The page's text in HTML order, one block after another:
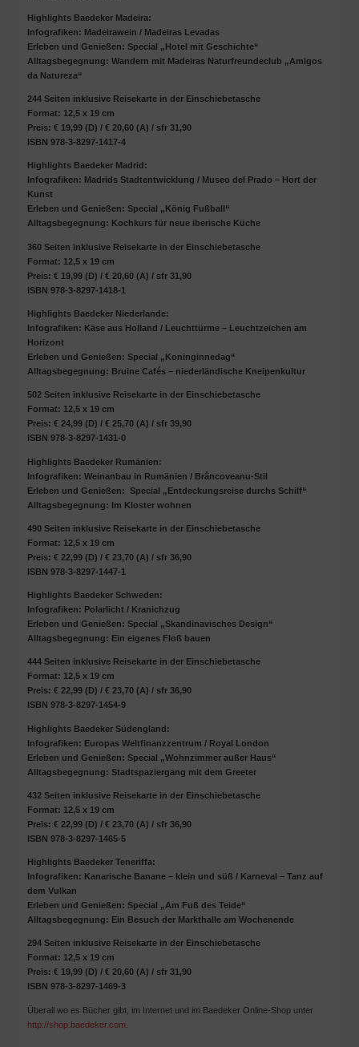
Highlights Baedeker Madeira:
Infografiken: Madeirawein / Madeiras Levadas
Erleben und Genießen: Special „Hotel mit Geschichte“
Alltagsbegegnung: Wandern mit Madeiras Naturfreundeclub „Amigos
da Natureza“
244 Seiten inklusive Reisekarte in der Einschiebetasche
Format: 12,5 x 19 cm
Preis: € 19,99 (D) / € 20,60 (A) / sfr 31,90
ISBN 978-3-8297-1417-4
Highlights Baedeker Madrid:
Infografiken: Madrids Stadtentwicklung / Museo del Prado – Hort der
Kunst
Erleben und Genießen: Special „König Fußball“
Alltagsbegegnung: Kochkurs für neue iberische Küche
360 Seiten inklusive Reisekarte in der Einschiebetasche
Format: 12,5 x 19 cm
Preis: € 19,99 (D) / € 20,60 (A) / sfr 31,90
ISBN 978-3-8297-1418-1
Highlights Baedeker Niederlande:
Infografiken: Käse aus Holland / Leuchttürme – Leuchtzeichen am
Horizont
Erleben und Genießen: Special „Koninginnedag“
Alltagsbegegnung: Bruine Cafés – niederländische Kneipenkultur
502 Seiten inklusive Reisekarte in der Einschiebetasche
Format: 12,5 x 19 cm
Preis: € 24,99 (D) / € 25,70 (A) / sfr 39,90
ISBN 978-3-8297-1431-0
Highlights Baedeker Rumänien:
Infografiken: Weinanbau in Rumänien / Brâncoveanu-Stil
Erleben und Genießen: Special „Entdeckungsreise durchs Schilf“
Alltagsbegegnung: Im Kloster wohnen
490 Seiten inklusive Reisekarte in der Einschiebetasche
Format: 12,5 x 19 cm
Preis: € 22,99 (D) / € 23,70 (A) / sfr 36,90
ISBN 978-3-8297-1447-1
Highlights Baedeker Schweden:
Infografiken: Polarlicht / Kranichzug
Erleben und Genießen: Special „Skandinavisches Design“
Alltagsbegegnung: Ein eigenes Floß bauen
444 Seiten inklusive Reisekarte in der Einschiebetasche
Format: 12,5 x 19 cm
Preis: € 22,99 (D) / € 23,70 (A) / sfr 36,90
ISBN 978-3-8297-1454-9
Highlights Baedeker Südengland:
Infografiken: Europas Weltfinanzzentrum / Royal London
Erleben und Genießen: Special „Wohnzimmer außer Haus“
Alltagsbegegnung: Stadtspaziergang mit dem Greeter
432 Seiten inklusive Reisekarte in der Einschiebetasche
Format: 12,5 x 19 cm
Preis: € 22,99 (D) / € 23,70 (A) / sfr 36,90
ISBN 978-3-8297-1465-5
Highlights Baedeker Teneriffa:
Infografiken: Kanarische Banane – klein und süß / Karneval – Tanz auf
dem Vulkan
Erleben und Genießen: Special „Am Fuß des Teide“
Alltagsbegegnung: Ein Besuch der Markthalle am Wochenende
294 Seiten inklusive Reisekarte in der Einschiebetasche
Format: 12,5 x 19 cm
Preis: € 19,99 (D) / € 20,60 (A) / sfr 31,90
ISBN 978-3-8297-1469-3
Überall wo es Bücher gibt, im Internet und im Baedeker Online-Shop unter
http://shop.baedeker.com.